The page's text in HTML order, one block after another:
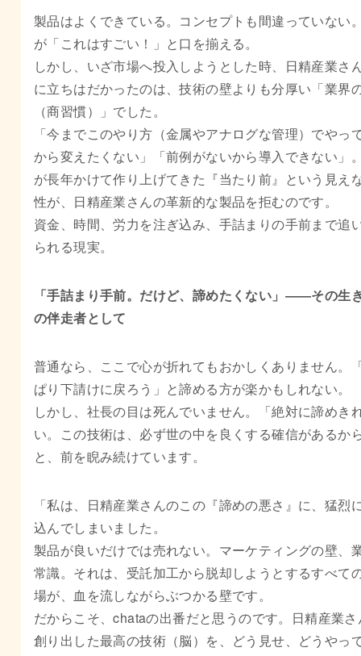
製品はよくできている。コンセプトも間違っていない
が「これはすごい！」と口を揃える。
しかし、いざ市場へ投入しようとした時、日精産業さ
に立ちはだかったのは、技術の壁よりも分厚い「業界
（商習慣）」でした。
「今までこのやり方（金属やアナログな管理）でやっ
から変えたくない」「前例がないから導入できない」
が長年かけて作り上げてきた『当たり前』という見え
性が、日精産業さんの革新的な製品を拒むのです。
資金、時間、労力を注ぎ込み、手詰まりの手前まで追
られる現実。
「手詰まり手前。だけど、諦めたくない」――その生
の伴走者として
普通なら、ここで心が折れてもおかしくありません。
ぱり下請けに戻ろう」と諦める方が楽かもしれない。
しかし、社長の目は死んでいません。「絶対に諦めき
い。この技術は、必ず世の中を良くする確信があるか
と、前を睨み続けています。
「私は、日精産業さんのこの『諦めの悪さ』に、猛烈
込んでしまいました。
製品が良いだけでは売れない。マーケティングの壁、
常識。それは、受託加工から脱却しようとするすべて
場が、血を流しながらぶつかる壁です。
だからこそ、chataの出番だと思うのです。日精産業
創り出した最高の技術（脳）を、どう見せ、どうやっ